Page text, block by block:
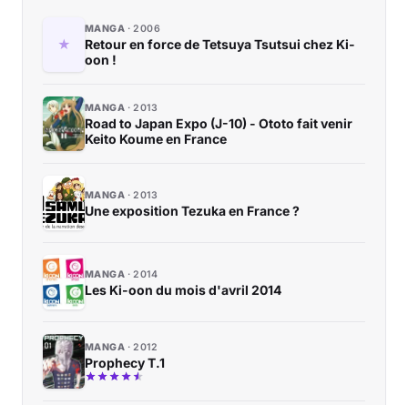
MANGA 2006
Retour en force de Tetsuya Tsutsui chez Ki-
oon !
MANGA 2013
Road to Japan Expo (J-10) - Ototo fait venir
Keito Koume en France
MANGA 2013
Une exposition Tezuka en France ?
MANGA 2014
Les Ki-oon du mois d'avril 2014
MANGA 2012
Prophecy T.1